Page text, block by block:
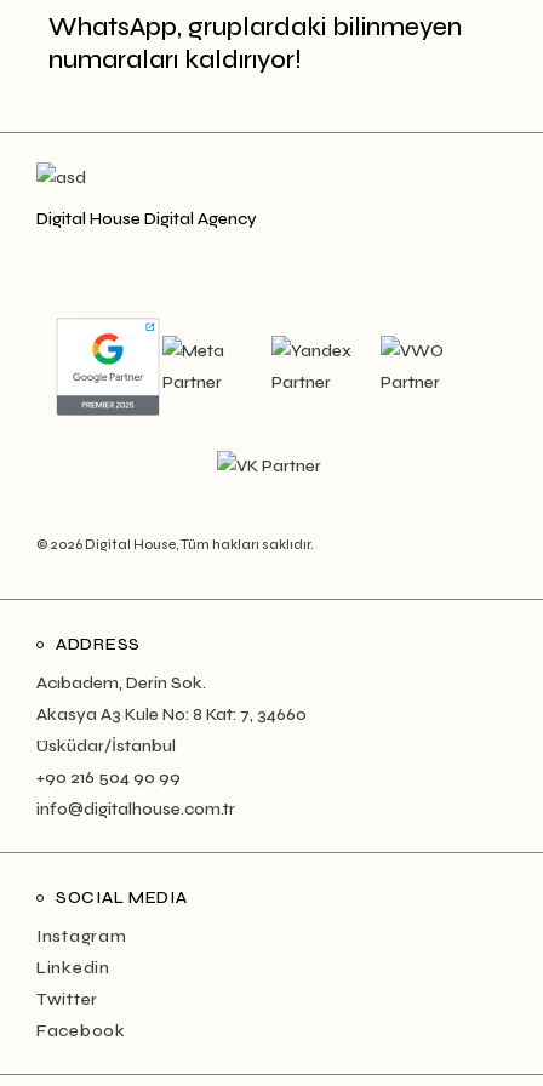
WhatsApp, gruplardaki bilinmeyen
numaraları kaldırıyor!
Digital House Digital Agency
© 2026 Digital House, Tüm hakları saklıdır.
ADDRESS
Acıbadem, Derin Sok.
Akasya A3 Kule No: 8 Kat: 7, 34660
Üsküdar/İstanbul
+90 216 504 90 99
info@digitalhouse.com.tr
SOCIAL MEDIA
Instagram
Linkedin
Twitter
Facebook